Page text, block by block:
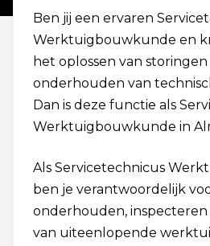
Ben jij een ervaren
Werktuigbouwkunde en
het oplossen van
onderhouden van
Dan is deze functie als
Werktuigbouwkunde in
Als Servicetechnicus
ben je verantwoordelijk
onderhouden,
van uiteenlopende